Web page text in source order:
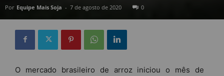
Por Equipe Mais Soja - 7 de agosto de 2020 0
O mercado brasileiro de arroz iniciou o mês de